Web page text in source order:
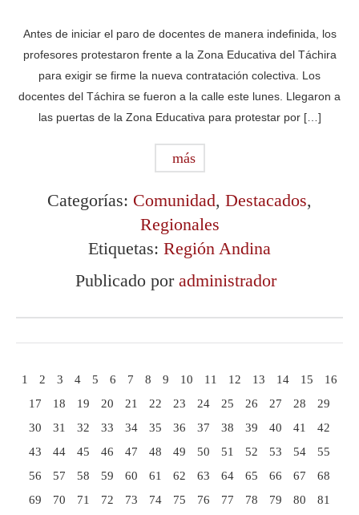
Antes de iniciar el paro de docentes de manera indefinida, los
profesores protestaron frente a la Zona Educativa del Táchira
para exigir se firme la nueva contratación colectiva. Los
docentes del Táchira se fueron a la calle este lunes. Llegaron a
las puertas de la Zona Educativa para protestar por […]
más
Categorías: Comunidad, Destacados,
Regionales
Etiquetas: Región Andina
Publicado por administrador
1 2 3 4 5 6 7 8 9 10 11 12 13 14 15
16
17
18 19 20 21 22 23 24 25 26 27 28
29
30
31 32 33 34 35 36 37 38 39 40 41
42
43
44 45 46 47 48 49 50 51 52 53 54
55
56
57 58 59 60 61 62 63 64 65 66 67
68
69
70 71 72 73 74 75 76 77 78 79 80
81